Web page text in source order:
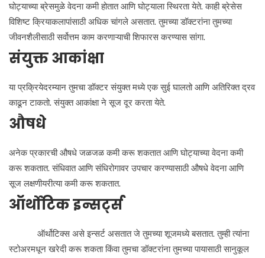
घोट्याच्या ब्रेसमुळे वेदना कमी होतात आणि घोट्याला स्थिरता येते. काही ब्रेसेस
विशिष्ट क्रियाकलापांसाठी अधिक चांगले असतात. तुमच्या डॉक्टरांना तुमच्या
जीवनशैलीसाठी सर्वोत्तम काम करणाऱ्याची शिफारस करण्यास सांगा.
संयुक्त आकांक्षा
या प्रक्रियेदरम्यान तुमचा डॉक्टर संयुक्त मध्ये एक सुई घालतो आणि अतिरिक्त द्रव
काढून टाकतो. संयुक्त आकांक्षा ने सूज दूर करता येते.
औषधे
अनेक प्रकारची औषधे जळजळ कमी करू शकतात आणि घोट्याच्या वेदना कमी
करू शकतात. संधिवात आणि संधिरोगावर उपचार करण्यासाठी औषधे वेदना आणि
सूज लक्षणीयरीत्या कमी करू शकतात.
ऑर्थोटिक इन्सर्ट्स
ऑर्थोटिक्स असे इन्सर्ट असतात जे तुमच्या शूजमध्ये बसतात. तुम्ही त्यांना
स्टोअरमधून खरेदी करू शकता किंवा तुमचा डॉक्टरांना तुमच्या पायासाठी सानुकूल